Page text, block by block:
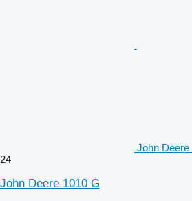
John Deere
24
John Deere 1010 G